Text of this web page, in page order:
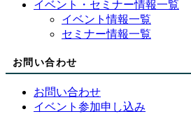
イベント・セミナー情報一覧
イベント情報一覧
セミナー情報一覧
お問い合わせ
お問い合わせ
イベント参加申し込み